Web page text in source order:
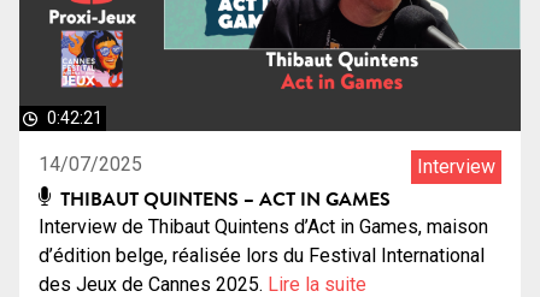
0:42:21
14/07/2025 Interview
THIBAUT QUINTENS – ACT IN GAMES
Interview de Thibaut Quintens d’Act in Games, maison
d’édition belge, réalisée lors du Festival International
des Jeux de Cannes 2025. Lire la suite